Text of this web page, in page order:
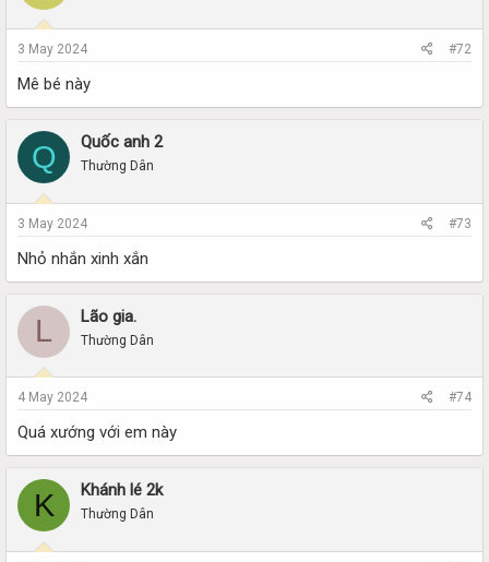
3 May 2024 #72
Mê bé này
Q Quốc anh 2
Thường Dân
3 May 2024 #73
Nhỏ nhắn xinh xắn
L Lão gia.
Thường Dân
4 May 2024 #74
Quá xướng với em này
K Khánh lé 2k
Thường Dân